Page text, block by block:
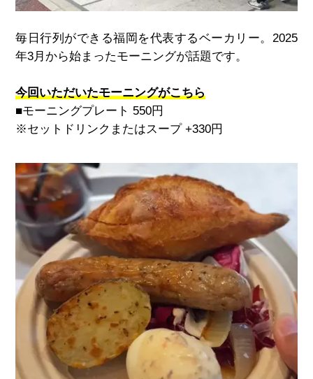
毎日行列ができる福岡を代表するベーカリー。2025
年3月から始まったモーニングが話題です。
今回いただいたモーニングがこちら
■モーニングプレート 550円
※セットドリンクまたはスープ+330円